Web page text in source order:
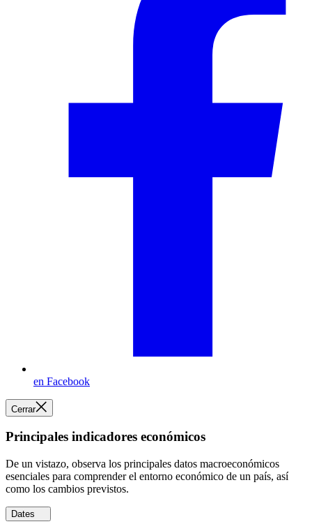
en Facebook
Cerrar
Principales indicadores económicos
De un vistazo, observa los principales datos macroeconómicos
esenciales para comprender el entorno económico de un país, así
como los cambios previstos.
Dates